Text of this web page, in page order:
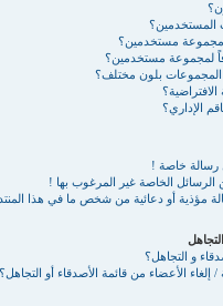
مستخدمين؟
لمجموعة مستخدمين؟
المجموعات بلون مختلف؟
الإداري؟
رسالة خاصة !
الرسائل الخاصة غير المرغوب بها !
مؤذية أو دعائية من شخص ما في هذا
و التجاهل؟
الأعضاء من قائمة الأصدقاء أو التجاهل؟